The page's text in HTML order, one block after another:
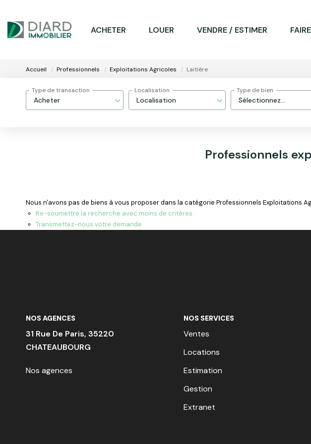
ACHETER LOUER VENDRE / ESTIMER
Accueil Professionnels Exploitations Agricoles Laitière
Acheter
Type de transaction
Localisation
Localisation
Sélectionnez...
Type de bien
Professionnels
Nous n'avons pas de biens à vous proposer dans la catégorie Professionnels Exploitations
Re-soumettre la recherche avec moins de critères.
Transmettez-nous votre demande
NOS AGENCES
31 Rue De Paris, 35220
CHATEAUBOURG
Nos agences
NOS SERVICES
Ventes
Locations
Estimation
Gestion
Extranet